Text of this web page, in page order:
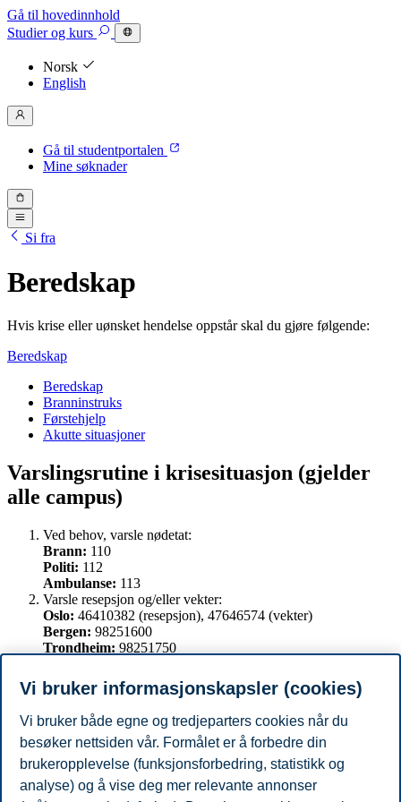
Gå til hovedinnhold
Studierog kurs
Norsk
English
Gå til studentportalen
Mine søknader
Si fra
Beredskap
Hvis krise eller uønsket hendelse oppstår skal du gjøre følgende:
Beredskap
Beredskap
Branninstruks
Førstehjelp
Akutte situasjoner
Varslingsrutine i krisesituasjon (gjelder
alle campus)
Ved behov, varsle nødetat:
Brann: 110
Politi: 112
Ambulanse: 113
Varsle resepsjon og/eller vekter:
Oslo: 46410382 (resepsjon), 47646574 (vekter)
Bergen: 98251600
Trondheim: 98251750
Varsle beredskapsledelsen:
Beredskapstelefon:40 00 02 43
Pressetelefon:
40 00 46 21
Andre henvendelser
Vi bruker informasjonskapsler (cookies)
Vi bruker både egne og tredjeparters cookies når du
besøker nettsiden vår. Formålet er å forbedre din
brukeropplevelse (funksjonsforbedring, statistikk og
analyse) og å vise deg mer relevante annonser